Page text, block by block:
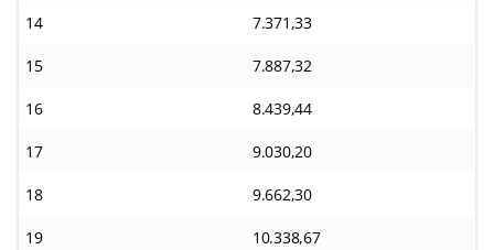
14 7.371,33
15 7.887,32
16 8.439,44
17 9.030,20
18 9.662,30
19 10.338,67